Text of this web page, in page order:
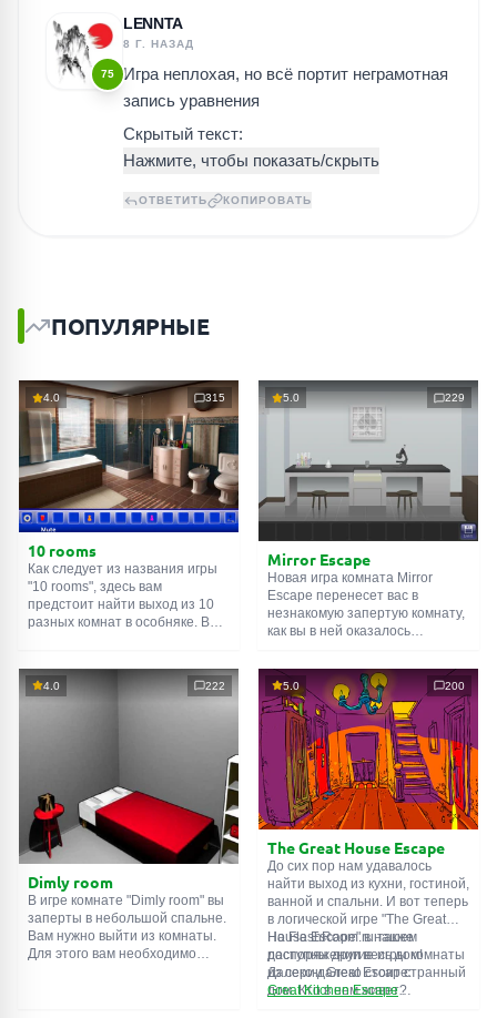
75
LENNTA
8 Г. НАЗАД
Игра неплохая, но всё портит неграмотная
запись уравнения
Скрытый текст:
ОТВЕТИТЬ КОПИРОВАТЬ
ПОПУЛЯРНЫЕ
4.0 315
10 rooms
Как следует из названия игры
"10 rooms", здесь вам
предстоит найти выход из 10
разных комнат в особняке. В
их, чтобы выйти. Выход из
одной комнаты является
5.0 229
Mirror Escape
Новая игра комната Mirror
Escape перенесет вас в
незнакомую запертую комнату,
как вы в ней оказалось
смекалки попробуйте решить
все, приготовленные авторами
для вас, головоломки и найти
выход на свободу.
Внимательно осмотрите
помещение, возможно вы
сможете найти какие-нибудь
подсказки. Желаем удачи!
4.0 222
Dimly room
В игре комнате "Dimly room" вы
заперты в небольшой спальне.
Вам нужно выйти из комнаты.
Для этого вам необходимо
5.0 200
The Great House Escape
До сих пор нам удавалось
найти выход из кухни, гостиной,
ванной и спальни. И вот теперь
в логической игре "The Great
House Escape" в нашем
распоряжении весь дом!
Далеко-далеко стоит странный
дом. Кто в нем живет?
На FlashRoom.ru также
доступны другие игры комнаты
из серии Great Escape:
Great Kitchen Escape